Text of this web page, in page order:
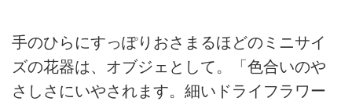
手のひらにすっぽりおさまるほどのミニサイ
ズの花器は、オブジェとして。「色合いのや
さしさにいやされます。細いドライフラワー